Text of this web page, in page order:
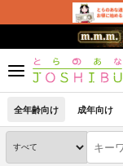
全年齢向け 成年向け